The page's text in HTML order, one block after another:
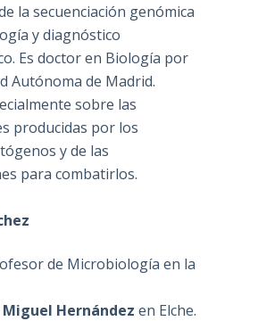
la secuenciación genómica
y diagnóstico
Es doctor en Biología por
Autónoma de Madrid.
sobre las
producidas por los
y de las
para combatirlos.
de Microbiología en la
Hernández en Elche.